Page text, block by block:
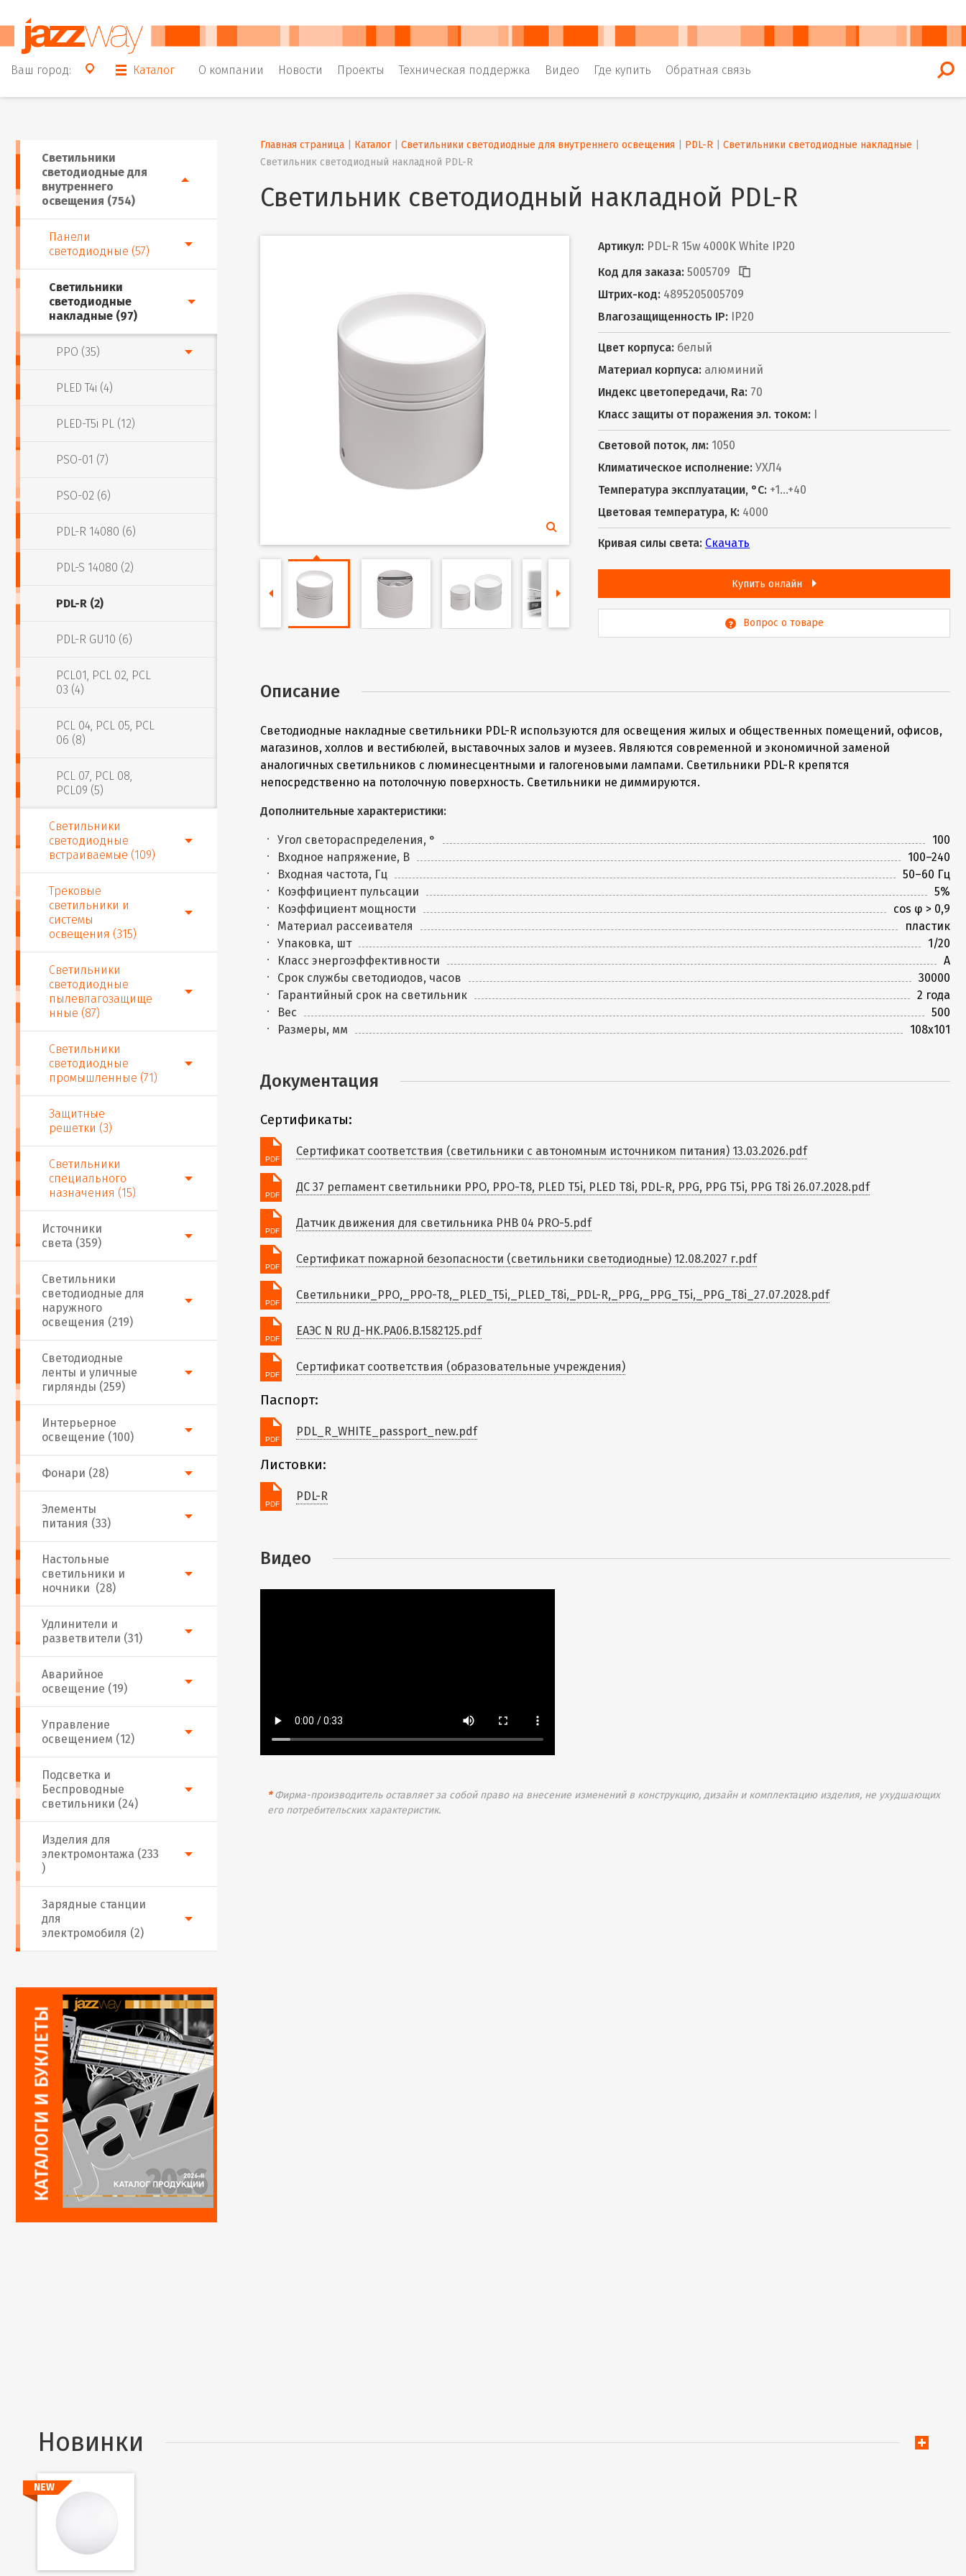
Ваш город: Каталог О компании Новости Проекты Техническая поддержка Видео Где купить Обратная связь
Фонари (28)
Аварийное
освещение (19)
Настольные
светильники и
ночники (28)
Подсветка и
Беспроводные
светильники (24)
Интерьерное
освещение (100)
Изделия для
электромонтажа (233
)
Источники
света (359)
Светодиодные
ленты и уличные
гирлянды (259)
Светильники
светодиодные для
внутреннего
освещения (754)
Панели
светодиодные (57)
Светильники
светодиодные
накладные (97)
PPO (35)
PLED T4i (4)
PLED-T5i PL (12)
PSO-01 (7)
PSO-02 (6)
PDL-R 14080 (6)
PDL-S 14080 (2)
PDL-R (2)
PDL-R GU10 (6)
PCL01, PCL 02, PCL
03 (4)
PCL 04, PCL 05, PCL
06 (8)
PCL 07, PCL 08,
PCL09 (5)
Светильники
светодиодные
встраиваемые (109)
Трековые
светильники и
системы
освещения (315)
Светильники
светодиодные
пылевлагозащище
нные (87)
Светильники
светодиодные
промышленные (71)
Защитные
решетки (3)
Светильники
специального
назначения (15)
Светильники
светодиодные для
наружного
освещения (219)
Удлинители и
разветвители (31)
Управление
освещением (12)
Элементы
питания (33)
Зарядные станции
для
электромобиля (2)
Главная страница Каталог | Светильники светодиодные для внутреннего освещения PDL-R Светильники светодиодные накладные
Светильник светодиодный накладной PDL-R
Светильник светодиодный накладной PDL-R
Артикул: PDL-R 15w 4000K White IP20
Код для заказа: 5005709
Штрих-код: 4895205005709
Влагозащищенность IP: IP20
Цвет корпуса: белый
Материал корпуса: алюминий
Индекс цветопередачи, Ra: 70
Класс защиты от поражения эл. током: I
Световой поток, лм: 1050
Климатическое исполнение: УХЛ4
Температура эксплуатации, °С: +1…+40
Цветовая температура, К: 4000
Кривая силы света: Скачать
Купить онлайн
Вопрос о товаре
Описание
Светодиодные накладные светильники PDL-R используются для освещения жилых и общественных помещений, офисов,
магазинов, холлов и вестибюлей, выставочных залов и музеев. Являются современной и экономичной заменой
аналогичных светильников с люминесцентными и галогеновыми лампами. Светильники PDL-R крепятся
непосредственно на потолочную поверхность. Светильники не диммируются.
Дополнительные характеристики:
Угол светораспределения, °
100
Входное напряжение, В
100–240
Входная частота, Гц
50–60 Гц
Коэффициент пульсации
5%
Коэффициент мощности
cos φ > 0,9
Материал рассеивателя
пластик
Упаковка, шт
1/20
Класс энергоэффективности
A
Срок службы светодиодов, часов
30000
Гарантийный срок на светильник
2 года
Вес
500
Размеры, мм
108х101
Документация
Сертификаты:
Сертификат соответствия (светильники с автономным источником питания) 13.03.2026.pdf
ДС 37 регламент светильники PPO, PPO-T8, PLED T5i, PLED T8i, PDL-R, PPG, PPG T5i, PPG T8i 26.07.2028.pdf
Датчик движения для светильника PHB 04 PRO-5.pdf
Сертификат пожарной безопасности (светильники светодиодные) 12.08.2027 г.pdf
Светильники_PPO,_PPO-T8,_PLED_T5i,_PLED_T8i,_PDL-R,_PPG,_PPG_T5i,_PPG_T8i_27.07.2028.pdf
ЕАЭС N RU Д-HK.РА06.В.1582125.pdf
Сертификат соответствия (образовательные учреждения)
Паспорт:
PDL_R_WHITE_passport_new.pdf
Листовки:
PDL-R
Видео
*Фирма-производитель оставляет за собой право на внесение изменений в конструкцию, дизайн и комплектацию изделия, не ухудшающих
его потребительских характеристик.
Новинки
NEW